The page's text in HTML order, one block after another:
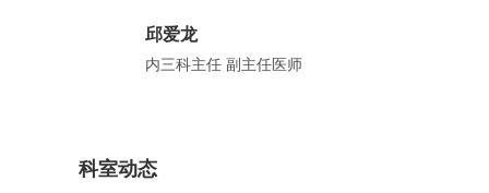
邱爱龙
内三科主任 副主任医师
科室动态